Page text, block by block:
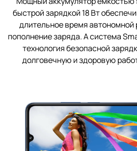
быстрой зарядкой 18 Вт
длительное время автономной
пополнение заряда. А система
технология безопасной
долговечную и здоровую